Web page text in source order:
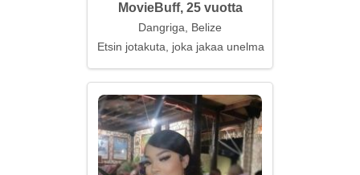
MovieBuff, 25 vuotta
Dangriga, Belize
Etsin jotakuta, joka jakaa unelmani